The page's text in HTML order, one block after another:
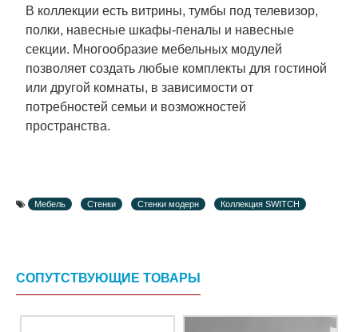
В коллекции есть витрины, тумбы под телевизор,
полки, навесные шкафы-пеналы и навесные
секции. Многообразие мебельных модулей
позволяет создать любые комплекты для гостиной
или другой комнаты, в зависимости от
потребностей семьи и возможностей
пространства.
Мебель Стенки Стенки модерн Коллекция SWITCH
СОПУТСТВУЮЩИЕ ТОВАРЫ